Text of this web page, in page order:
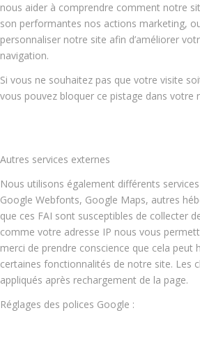
nous aider à comprendre comment notre
son performantes nos actions marketing,
personnaliser notre site afin d’améliorer
navigation.
Si vous ne souhaitez pas que votre visite
vous pouvez bloquer ce pistage dans votre
Autres services externes
Nous utilisons également différents
Google Webfonts, Google Maps, autres
que ces FAI sont susceptibles de collecter
comme votre adresse IP nous vous
merci de prendre conscience que cela peut
certaines fonctionnalités de notre site. Les
appliqués après rechargement de la page.
Réglages des polices Google :